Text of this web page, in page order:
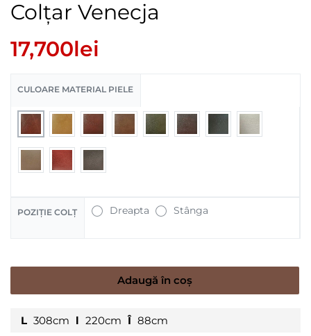
Colțar Venecja
17,700lei
CULOARE MATERIAL PIELE
POZIȚIE COLȚ Dreapta Stânga
Adaugă în coș
L 308cm l 220cm Î 88cm